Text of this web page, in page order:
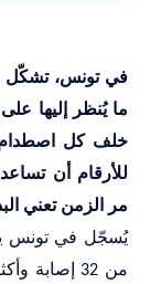
في تونس، تشكّل
ما يُنظر إليها
خلف كل اصطدام
للأرقام أن
مر الزمن تعني